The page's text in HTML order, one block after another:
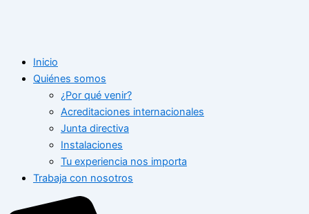
Inicio
Quiénes somos
¿Por qué venir?
Acreditaciones internacionales
Junta directiva
Instalaciones
Tu experiencia nos importa
Trabaja con nosotros